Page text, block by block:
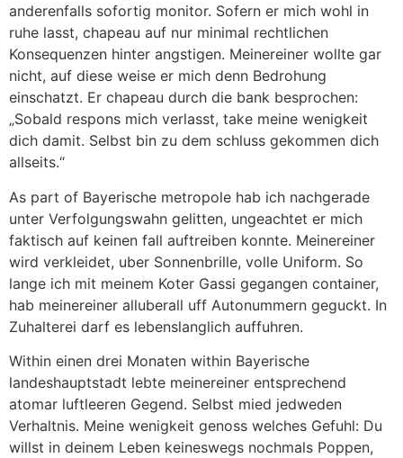
anderenfalls sofortig monitor. Sofern er mich wohl in
ruhe lasst, chapeau auf nur minimal rechtlichen
Konsequenzen hinter angstigen. Meinereiner wollte gar
nicht, auf diese weise er mich denn Bedrohung
einschatzt. Er chapeau durch die bank besprochen:
„Sobald respons mich verlasst, take meine wenigkeit
dich damit. Selbst bin zu dem schluss gekommen dich
allseits.“
As part of Bayerische metropole hab ich nachgerade
unter Verfolgungswahn gelitten, ungeachtet er mich
faktisch auf keinen fall auftreiben konnte. Meinereiner
wird verkleidet, uber Sonnenbrille, volle Uniform. So
lange ich mit meinem Koter Gassi gegangen container,
hab meinereiner alluberall uff Autonummern geguckt. In
Zuhalterei darf es lebenslanglich auffuhren.
Within einen drei Monaten within Bayerische
landeshauptstadt lebte meinereiner entsprechend
atomar luftleeren Gegend. Selbst mied jedweden
Verhaltnis. Meine wenigkeit genoss welches Gefuhl: Du
willst in deinem Leben keineswegs nochmals Poppen,